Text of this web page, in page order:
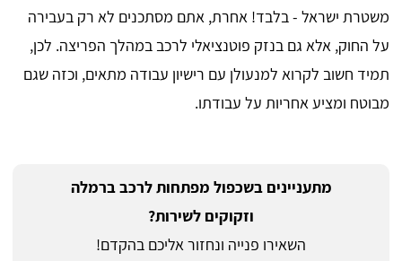
משטרת ישראל - בלבד! אחרת, אתם מסתכנים לא רק בעבירה
על החוק, אלא גם בנזק פוטנציאלי לרכב במהלך הפריצה. לכן,
תמיד חשוב לקרוא למנעולן עם רישיון עבודה מתאים, וכזה שגם
מבוטח ומציע אחריות על עבודתו.
מתעניינים בשכפול מפתחות לרכב ברמלה
וזקוקים לשירות?
השאירו פנייה ונחזור אליכם בהקדם!